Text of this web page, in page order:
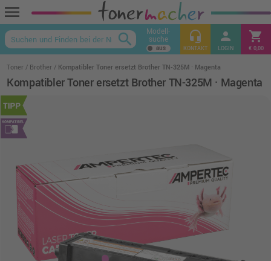
menu
keyboard_arrow_up
search Modell-
suche headset_mic
KONTAKT
person
LOGIN
shopping_cart
€ 0,00
Toner Brother Kompatibler Toner ersetzt Brother TN-325M · Magenta
Kompatibler Toner ersetzt Brother TN-325M · Magenta